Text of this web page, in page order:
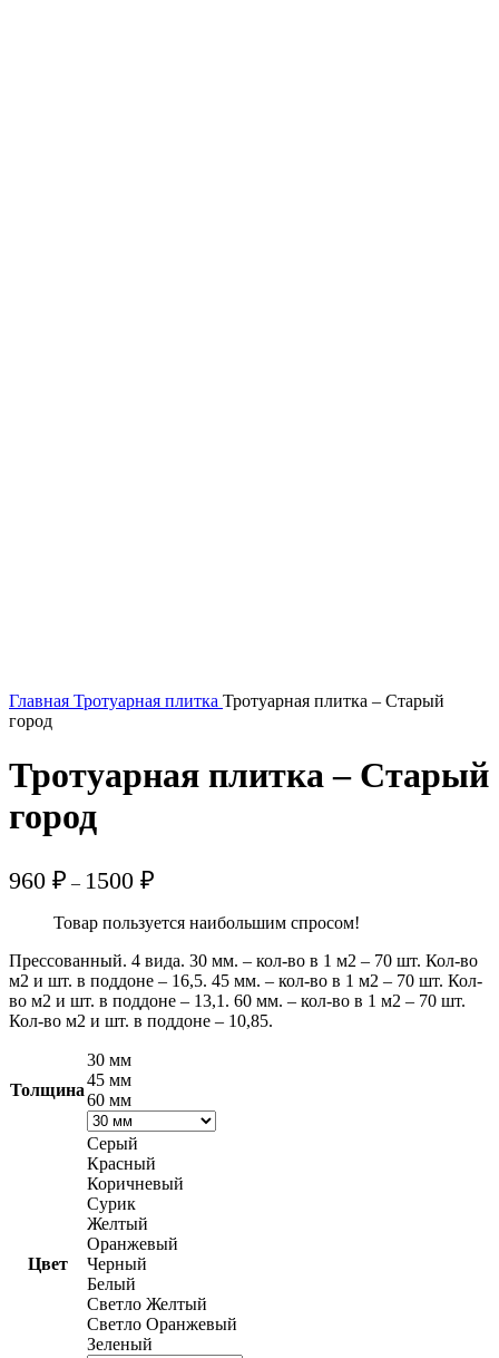
Главная Тротуарная плитка Тротуарная плитка – Старый
город
Тротуарная плитка – Старый
город
960 ₽ – 1500 ₽
–
1500 ₽
Товар пользуется наибольшим спросом!
Прессованный. 4 вида. 30 мм. – кол-во в 1 м2 – 70 шт. Кол-во
м2 и шт. в поддоне – 16,5. 45 мм. – кол-во в 1 м2 – 70 шт. Кол-
во м2 и шт. в поддоне – 13,1. 60 мм. – кол-во в 1 м2 – 70 шт.
Кол-во м2 и шт. в поддоне – 10,85.
Толщина
30 мм
45 мм
60 мм
Цвет
Серый
Красный
Коричневый
Сурик
Желтый
Оранжевый
Черный
Белый
Светло Желтый
Светло Оранжевый
Зеленый